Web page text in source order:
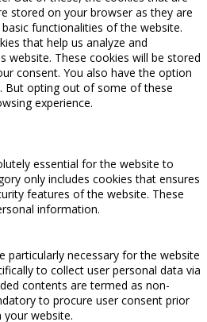
stored on your browser as they are
functionalities of the website.
that help us analyze and
website. These cookies will be stored
consent. You also have the option
opting out of some of these
experience.
essential for the website to
only includes cookies that ensures
features of the website. These
information.
particularly necessary for the website
to collect user personal data via
contents are termed as non-
to procure user consent prior
website.